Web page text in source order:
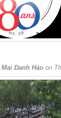
Mai Danh Hảo on